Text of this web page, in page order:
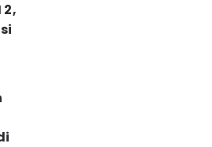
2,